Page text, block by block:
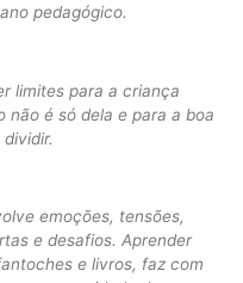
pedagógico.
limites para a criança
não é só dela e para a boa
emoções, tensões,
e desafios. Aprender
e livros, faz com